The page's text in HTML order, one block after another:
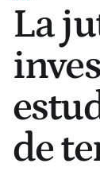
La
de